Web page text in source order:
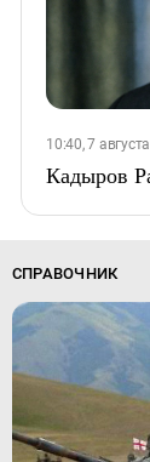
10:40, 7
Кадыров
СПРАВОЧНИК